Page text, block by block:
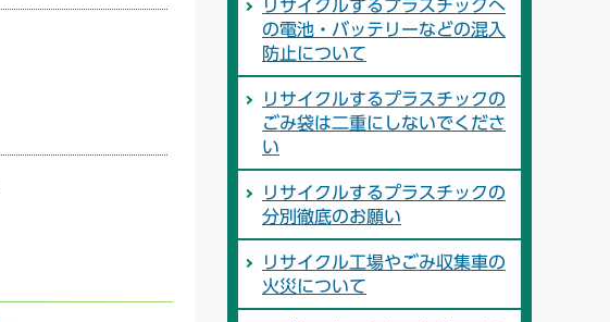
リサイクルするプラスチックへ
の電池・バッテリーなどの混入
防止について
リサイクルするプラスチックの
ごみ袋は二重にしないでくださ
い
リサイクルするプラスチックの
分別徹底のお願い
リサイクル工場やごみ収集車の
火災について